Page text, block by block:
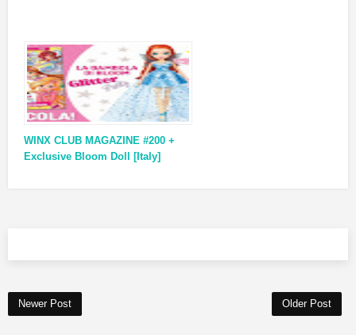
WINX CLUB MAGAZINE #200 +
Exclusive Bloom Doll [Italy]
Newer Post Older Post